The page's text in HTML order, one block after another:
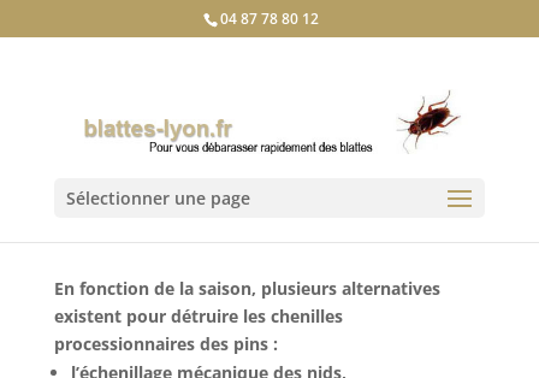
04 87 78 80 12
Sélectionner une page
En fonction de la saison, plusieurs alternatives
existent pour détruire les chenilles
processionnaires des pins :
l’échenillage mécanique des nids,